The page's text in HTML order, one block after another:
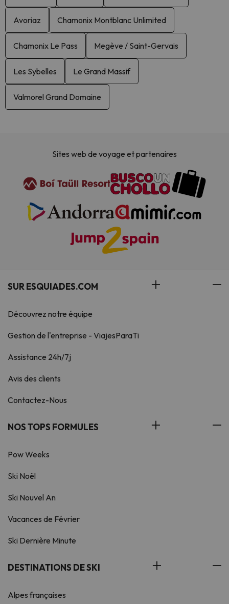
Avoriaz Chamonix Montblanc Unlimited
Chamonix Le Pass Megève / Saint-Gervais
Les Sybelles Le Grand Massif
Valmorel Grand Domaine
Sites web de voyage et partenaires
SUR ESQUIADES.COM
Découvrez notre équipe
Gestion de l'entreprise - ViajesParaTi
Assistance 24h/7j
Avis des clients
Contactez-Nous
NOS TOPS FORMULES
Pow Weeks
Ski Noël
Ski Nouvel An
Vacances de Février
Ski Dernière Minute
DESTINATIONS DE SKI
Alpes françaises